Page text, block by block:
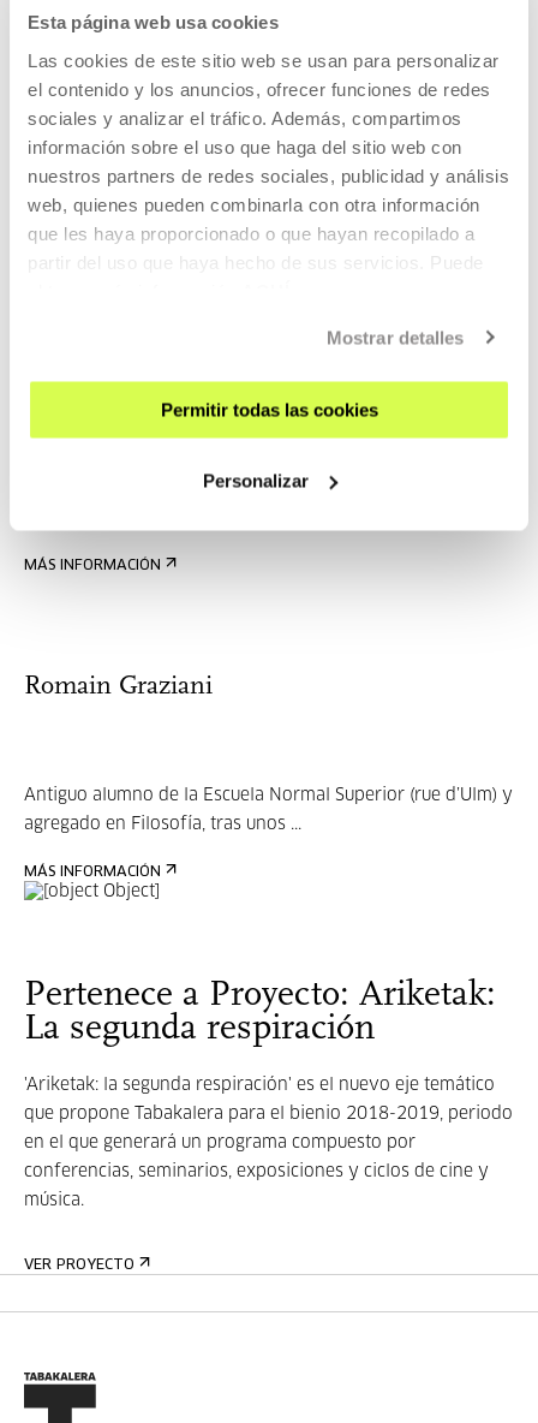
Esta página web usa cookies
Las cookies de este sitio web se usan para personalizar
el contenido y los anuncios, ofrecer funciones de redes
sociales y analizar el tráfico. Además, compartimos
información sobre el uso que haga del sitio web con
nuestros partners de redes sociales, publicidad y análisis
web, quienes pueden combinarla con otra información
que les haya proporcionado o que hayan recopilado a
partir del uso que haya hecho de sus servicios. Puede
Mostrar detalles
Permitir todas las cookies
Personalizar
Romain Graziani
Antiguo alumno de la Escuela Normal Superior (rue d’Ulm) y
agregado en Filosofía, tras unos ...
Mercedes Valmisa
Profesora de filosofía y Andrew Mellon Faculty Fellow en
MÁS INFORMACIÓN
Romain Graziani
Antiguo alumno de la Escuela Normal Superior (rue d’Ulm) y
agregado en Filosofía, tras unos ...
MÁS INFORMACIÓN
Pertenece a Proyecto: Ariketak:
La segunda respiración
'Ariketak: la segunda respiración' es el nuevo eje temático
que propone Tabakalera para el bienio 2018-2019, periodo
en el que generará un programa compuesto por
conferencias, seminarios, exposiciones y ciclos de cine y
música.
VER PROYECTO